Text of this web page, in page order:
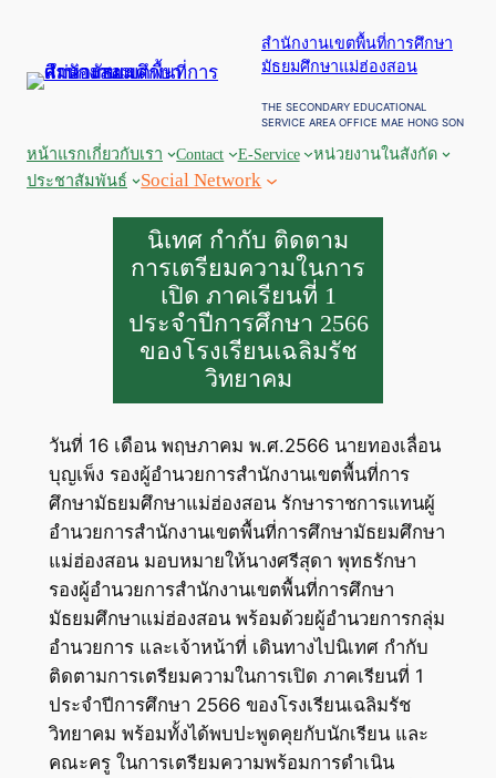
สำนักงานเขตพื้นที่การศึกษา
มัธยมศึกษาแม่ฮ่องสอน
THE SECONDARY EDUCATIONAL
SERVICE AREA OFFICE MAE HONG SON
หน้าแรกเกี่ยวกับเรา Contact E-Service
หน่วยงานในสังกัด
ประชาสัมพันธ์
Social Network
นิเทศ กำกับ ติดตาม
การเตรียมความในการ
เปิด ภาคเรียนที่ 1
ประจำปีการศึกษา 2566
ของโรงเรียนเฉลิมรัช
วิทยาคม
วันที่ 16 เดือน พฤษภาคม พ.ศ.2566 นายทองเลื่อน
บุญเพ็ง รองผู้อำนวยการสำนักงานเขตพื้นที่การ
ศึกษามัธยมศึกษาแม่ฮ่องสอน รักษาราชการแทนผู้
อำนวยการสำนักงานเขตพื้นที่การศึกษามัธยมศึกษา
แม่ฮ่องสอน มอบหมายให้นางศรีสุดา พุทธรักษา
รองผู้อำนวยการสำนักงานเขตพื้นที่การศึกษา
มัธยมศึกษาแม่ฮ่องสอน พร้อมด้วยผู้อำนวยการกลุ่ม
อำนวยการ และเจ้าหน้าที่ เดินทางไปนิเทศ กำกับ
ติดตามการเตรียมความในการเปิด ภาคเรียนที่ 1
ประจำปีการศึกษา 2566 ของโรงเรียนเฉลิมรัช
วิทยาคม พร้อมทั้งได้พบปะพูดคุยกับนักเรียน และ
คณะครู ในการเตรียมความพร้อมการดำเนิน